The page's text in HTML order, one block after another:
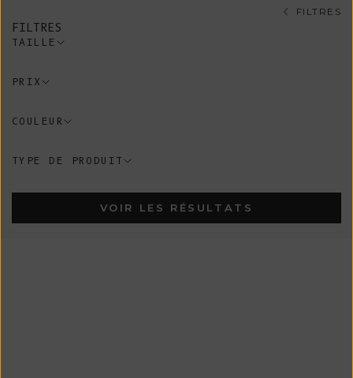
FILTRES
FILTRES
TAILLE
PRIX
COULEUR
TYPE DE PRODUIT
VOIR LES RÉSULTATS